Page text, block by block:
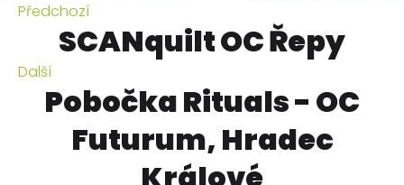
Předchozí
SCANquilt OC Řepy
Další
Pobočka Rituals - OC
Futurum, Hradec